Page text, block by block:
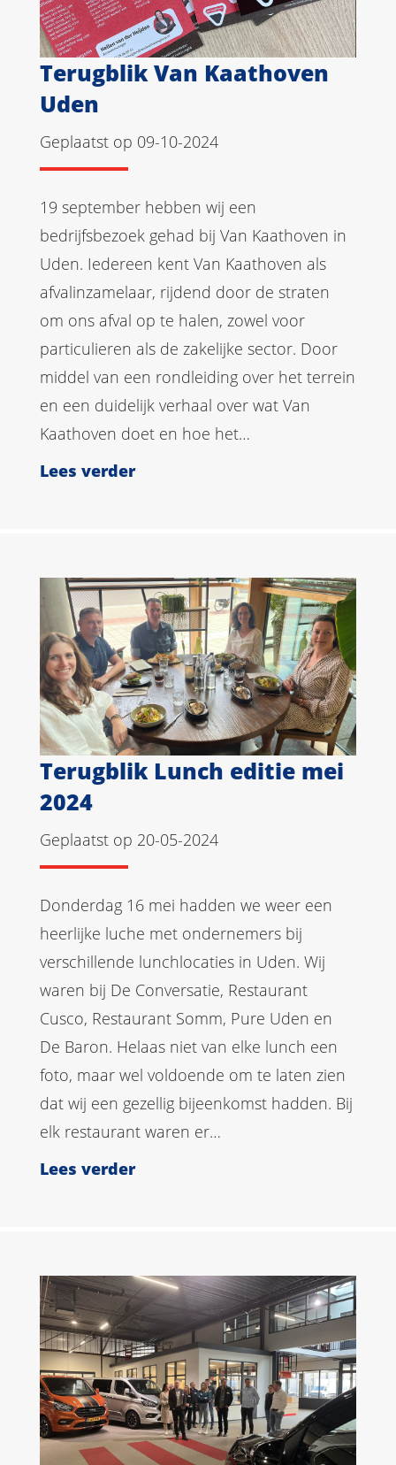
Terugblik Van Kaathoven
Uden
Geplaatst op 09-10-2024
19 september hebben wij een
bedrijfsbezoek gehad bij Van Kaathoven in
Uden. Iedereen kent Van Kaathoven als
afvalinzamelaar, rijdend door de straten
om ons afval op te halen, zowel voor
particulieren als de zakelijke sector. Door
middel van een rondleiding over het terrein
en een duidelijk verhaal over wat Van
Kaathoven doet en hoe het…
Lees verder
Terugblik Lunch editie mei
2024
Geplaatst op 20-05-2024
Donderdag 16 mei hadden we weer een
heerlijke luche met ondernemers bij
verschillende lunchlocaties in Uden. Wij
waren bij De Conversatie, Restaurant
Cusco, Restaurant Somm, Pure Uden en
De Baron. Helaas niet van elke lunch een
foto, maar wel voldoende om te laten zien
dat wij een gezellig bijeenkomst hadden. Bij
elk restaurant waren er…
Lees verder